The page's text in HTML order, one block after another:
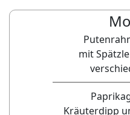
mit
Kräuterdipp